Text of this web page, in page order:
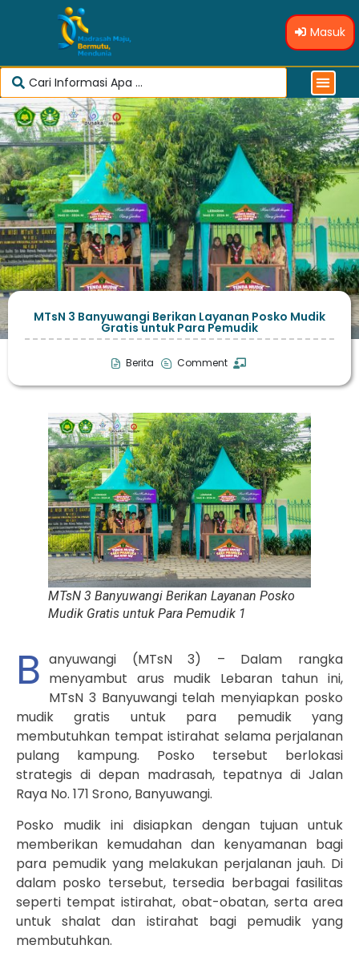
Masuk
MTsN 3 Banyuwangi Berikan Layanan Posko Mudik
Gratis untuk Para Pemudik
Berita Comment
MTsN 3 Banyuwangi Berikan Layanan Posko
Mudik Gratis untuk Para Pemudik 1
B anyuwangi (MTsN 3) – Dalam rangka
menyambut arus mudik Lebaran tahun ini,
MTsN 3 Banyuwangi telah menyiapkan posko
mudik gratis untuk para pemudik yang
membutuhkan tempat istirahat selama perjalanan
pulang kampung. Posko tersebut berlokasi
strategis di depan madrasah, tepatnya di Jalan
Raya No. 171 Srono, Banyuwangi.
Posko mudik ini disiapkan dengan tujuan untuk
memberikan kemudahan dan kenyamanan bagi
para pemudik yang melakukan perjalanan jauh. Di
dalam posko tersebut, tersedia berbagai fasilitas
seperti tempat istirahat, obat-obatan, serta area
untuk shalat dan istirahat bagi pemudik yang
membutuhkan.